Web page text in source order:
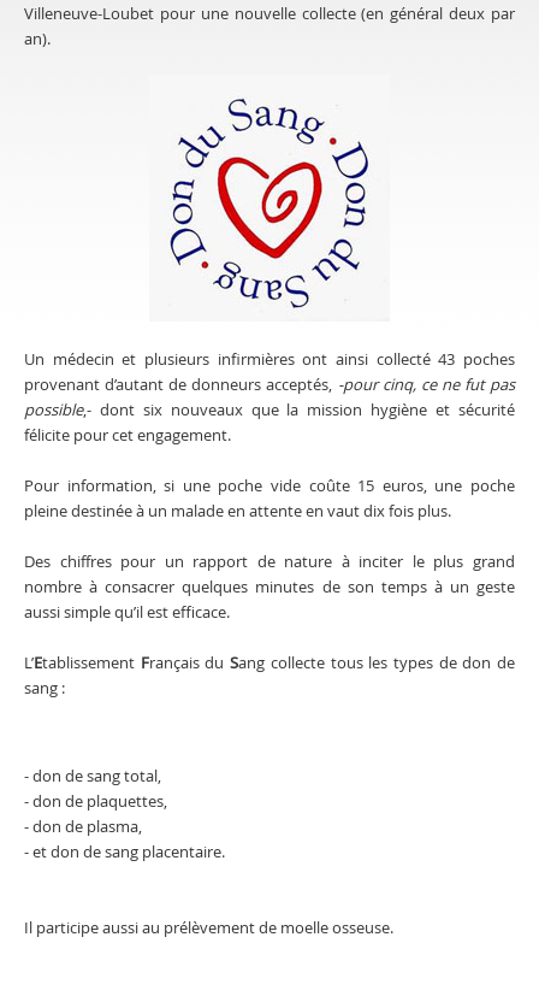
Villeneuve-Loubet pour une nouvelle collecte (en général deux par
an).
Un médecin et plusieurs infirmières ont ainsi collecté 43 poches
provenant d’autant de donneurs acceptés, -pour cinq, ce ne fut pas
possible,- dont six nouveaux que la mission hygiène et sécurité
félicite pour cet engagement.
Pour information, si une poche vide coûte 15 euros, une poche
pleine destinée à un malade en attente en vaut dix fois plus.
Des chiffres pour un rapport de nature à inciter le plus grand
nombre à consacrer quelques minutes de son temps à un geste
aussi simple qu’il est efficace.
L’Etablissement Français duSang collecte tous les types de don de
sang :
- don de sang total,
- don de plaquettes,
- don de plasma,
- et don de sang placentaire.
Il participe aussi au prélèvement de moelle osseuse.